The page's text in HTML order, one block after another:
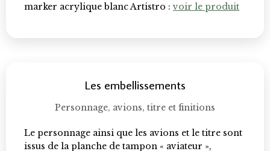
marker acrylique blanc Artistro :voir le produit
Les embellissements
Personnage, avions, titre et finitions
Le personnage ainsi que les avions et le titre sont
issus de la planche de tampon « aviateur »,